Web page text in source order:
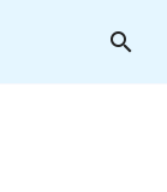
search